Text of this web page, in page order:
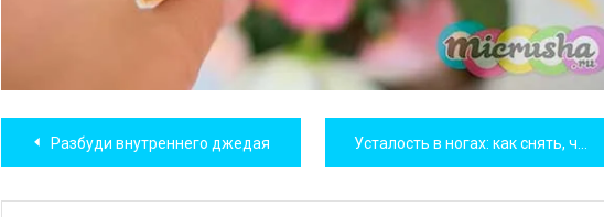
Навигация
по
Разбуди внутреннего джедая